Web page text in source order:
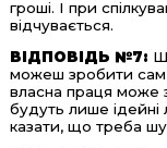
гроші. І при
відчувається.
ВІДПОВІДЬ №7:
можеш зробити сам
власна праця може
будуть лише
казати, що треба